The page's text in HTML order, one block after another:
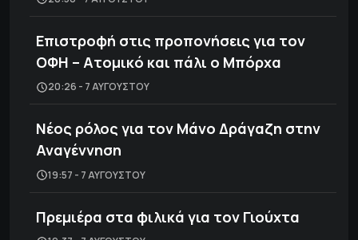
Επιστροφή στις προπονήσεις για τον
ΟΦΗ – Ατομικό και πάλι ο Μπόρχα
20:26 - 7 ΑΥΓΟΎΣΤΟΥ
Νέος ρόλος για τον Μάνο Δράγαζη στην
Αναγέννηση
19:57 - 7 ΑΥΓΟΎΣΤΟΥ
Πρεμιέρα στα φιλικά για τον Γιούχτα